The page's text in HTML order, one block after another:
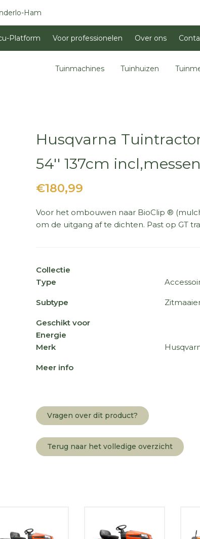
Ham
Platform Voor professionelen Over ons
Tuinmachines Tuinhuizen
Husqvarna
54'' 137cm
€180,99
Voor het ombouwen naar BioClip ®
om de uitgang af te dichten. Past op GT
Collectie
Type
Subtype
Geschikt voor
Energie
Merk
Meer info
Vragen over dit product?
Terug naar het volledige overzicht